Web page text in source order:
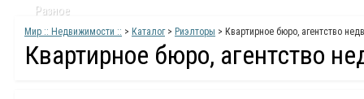
Разное
Мир :: Недвижимости :: > Каталог> Риэлторы > Квартирное бюро, агентство
Квартирное бюро, агентство